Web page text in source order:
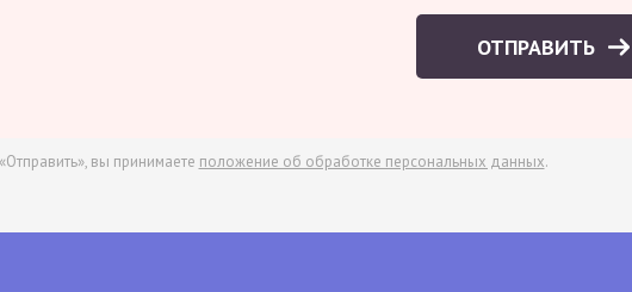
ОТПРАВИТЬ
вы принимаете положение об обработке персональных данных.